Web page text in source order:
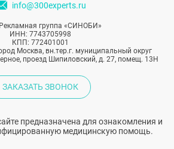
info@300experts.ru
группа «СИНОБИ»
ИНН: 7743705998
КПП: 772401001
Москва, вн.тер.г. муниципальный округ
проезд Шипиловский, д. 27, помещ. 13Н
ЗАКАЗАТЬ ЗВОНОК
предназначена для ознакомления и
медицинскую помощь.